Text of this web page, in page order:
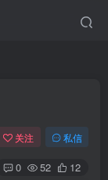
关注 私信
0 52 12